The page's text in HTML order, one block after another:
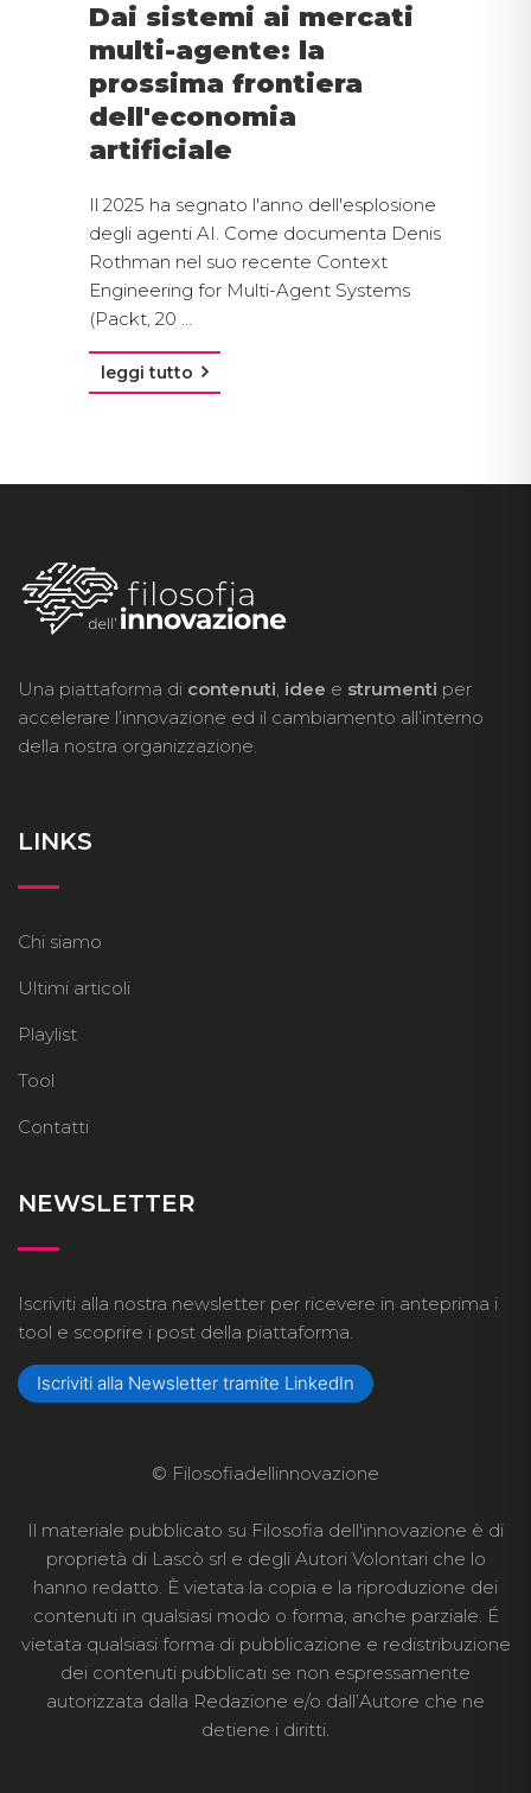
Dai sistemi ai mercati
multi-agente: la
prossima frontiera
dell'economia
artificiale
Il 2025 ha segnato l'anno dell'esplosione
degli agenti AI. Come documenta Denis
Rothman nel suo recente Context
Engineering for Multi-Agent Systems
(Packt, 20 ...
leggi tutto
Una piattaforma di contenuti, idee e strumenti per
accelerare l’innovazione ed il cambiamento all’interno
della nostra organizzazione.
LINKS
Chi siamo
Ultimi articoli
Playlist
Tool
Contatti
NEWSLETTER
Iscriviti alla nostra newsletter per ricevere in anteprima i
tool e scoprire i post della piattaforma.
Iscriviti alla Newsletter tramite LinkedIn
© Filosofiadellinnovazione
Il materiale pubblicato su Filosofia dell'innovazione è di
proprietà di Lascò srl e degli Autori Volontari che lo
hanno redatto. È vietata la copia e la riproduzione dei
contenuti in qualsiasi modo o forma, anche parziale. É
vietata qualsiasi forma di pubblicazione e redistribuzione
dei contenuti pubblicati se non espressamente
autorizzata dalla Redazione e/o dall’Autore che ne
detiene i diritti.